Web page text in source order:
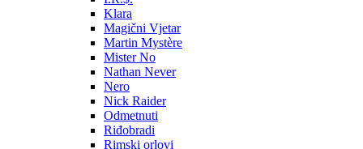
Klara
Magični Vjetar
Martin Mystère
Mister No
Nathan Never
Nero
Nick Raider
Odmetnuti
Riđobradi
Rimski orlovi